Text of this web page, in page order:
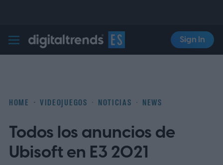
Digital Trends Español
Sign In
HOME VIDEOJUEGOS NOTICIAS NEWS
Todos los anuncios de
Ubisoft en E3 2021